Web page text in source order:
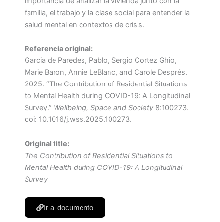
familia, el trabajo y la clase social para entender la
salud mental en contextos de crisis.
Referencia original:
Garcia de Paredes, Pablo, Sergio Cortez Ghio,
Marie Baron, Annie LeBlanc, and Carole Després.
2025. “The Contribution of Residential Situations
to Mental Health during COVID-19: A Longitudinal
Survey.” Wellbeing, Space and Society 8:100273.
doi: 10.1016/j.wss.2025.100273.
Original title:
The Contribution of Residential Situations to
Mental Health during COVID-19: A Longitudinal
Survey
Ir al documento